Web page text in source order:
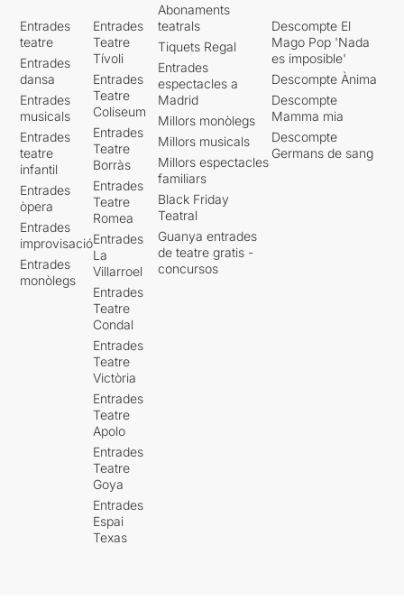
Entrades
teatre
Entrades
dansa
Entrades
musicals
Entrades
teatre
infantil
Entrades
òpera
Entrades
improvisació
Entrades
monòlegs
Entrades
Teatre
Tívoli
Entrades
Teatre
Coliseum
Entrades
Teatre
Borràs
Entrades
Teatre
Romea
Entrades
La
Villarroel
Entrades
Teatre
Condal
Entrades
Teatre
Victòria
Entrades
Teatre
Apolo
Entrades
Teatre
Goya
Entrades
Espai
Texas
Abonaments
teatrals
Tiquets Regal
Entrades
espectacles a
Madrid
Millors monòlegs
Millors musicals
Millors espectacles
familiars
Black Friday
Teatral
Guanya entrades
de teatre gratis -
concursos
Descompte El
Mago Pop 'Nada
es imposible'
Descompte Ànima
Descompte
Mamma mia
Descompte
Germans de sang